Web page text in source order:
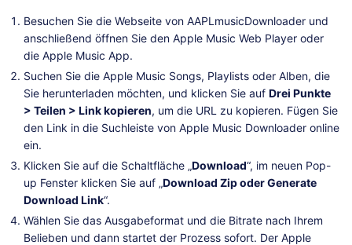
Besuchen Sie die Webseite von AAPLmusicDownloader und
anschließend öffnen Sie den Apple Music Web Player oder
die Apple Music App.
Suchen Sie die Apple Music Songs, Playlists oder Alben, die
Sie herunterladen möchten, und klicken Sie auf Drei Punkte
> Teilen > Link kopieren, um die URL zu kopieren. Fügen Sie
den Link in die Suchleiste von Apple Music Downloader online
ein.
Klicken Sie auf die Schaltfläche „Download“, im neuen Pop-
up Fenster klicken Sie auf „Download Zip oder Generate
Download Link“.
Wählen Sie das Ausgabeformat und die Bitrate nach Ihrem
Belieben und dann startet der Prozess sofort. Der Apple